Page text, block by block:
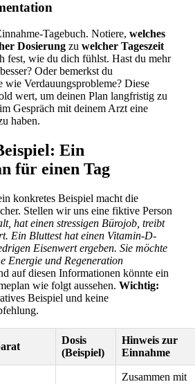
Tagebuch. Notiere, welches
Dosierung zu welcher Tageszeit
fest, wie du dich fühlst. Hast du mehr
Oder bemerkst du
wie Verdauungsprobleme? Diese
wert, um deinen Plan langfristig zu
Gespräch mit deinem Arzt eine
haben.
Ein
für einen Tag
konkretes Beispiel macht die
Stellen wir uns eine fiktive Person
hat einen stressigen Bürojob, treibt
Ein Bluttest hat einen Vitamin-D-
Eisenwert ergeben. Sie möchte
Energie und Regeneration
auf diesen Informationen könnte ein
wie folgt aussehen. Wichtig:
Beispiel und keine
Dosis
(Beispiel)
Hinweis zur
Einnahme
Zusammen mit